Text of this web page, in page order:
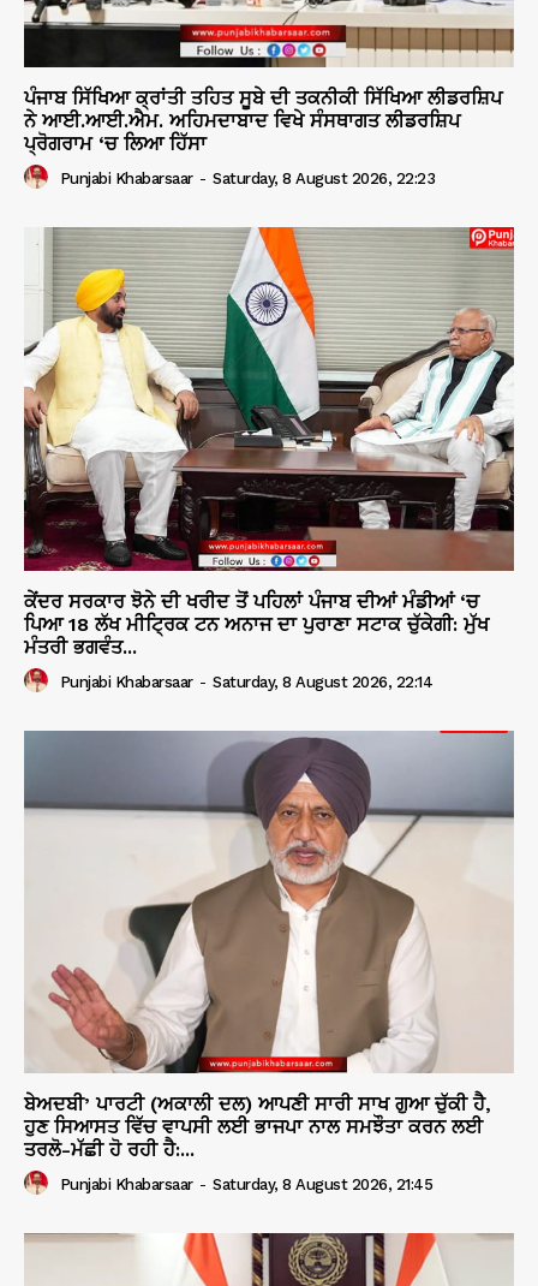
ਪੰਜਾਬ ਸਿੱਖਿਆ ਕ੍ਰਾਂਤੀ ਤਹਿਤ ਸੂਬੇ ਦੀ ਤਕਨੀਕੀ ਸਿੱਖਿਆ ਲੀਡਰਸ਼ਿਪ
ਨੇ ਆਈ.ਆਈ.ਐਮ. ਅਹਿਮਦਾਬਾਦ ਵਿਖੇ ਸੰਸਥਾਗਤ ਲੀਡਰਸ਼ਿਪ
ਪ੍ਰੋਗਰਾਮ ‘ਚ ਲਿਆ ਹਿੱਸਾ
Punjabi Khabarsaar - Saturday, 8 August 2026, 22:23
ਕੇਂਦਰ ਸਰਕਾਰ ਝੋਨੇ ਦੀ ਖਰੀਦ ਤੋਂ ਪਹਿਲਾਂ ਪੰਜਾਬ ਦੀਆਂ ਮੰਡੀਆਂ ‘ਚ
ਪਿਆ 18 ਲੱਖ ਮੀਟ੍ਰਿਕ ਟਨ ਅਨਾਜ ਦਾ ਪੁਰਾਣਾ ਸਟਾਕ ਚੁੱਕੇਗੀ: ਮੁੱਖ
ਮੰਤਰੀ ਭਗਵੰਤ...
Punjabi Khabarsaar - Saturday, 8 August 2026, 22:14
ਬੇਅਦਬੀ’ ਪਾਰਟੀ (ਅਕਾਲੀ ਦਲ) ਆਪਣੀ ਸਾਰੀ ਸਾਖ ਗੁਆ ਚੁੱਕੀ ਹੈ,
ਹੁਣ ਸਿਆਸਤ ਵਿੱਚ ਵਾਪਸੀ ਲਈ ਭਾਜਪਾ ਨਾਲ ਸਮਝੌਤਾ ਕਰਨ ਲਈ
ਤਰਲੋ-ਮੱਛੀ ਹੋ ਰਹੀ ਹੈ:...
Punjabi Khabarsaar - Saturday, 8 August 2026, 21:45